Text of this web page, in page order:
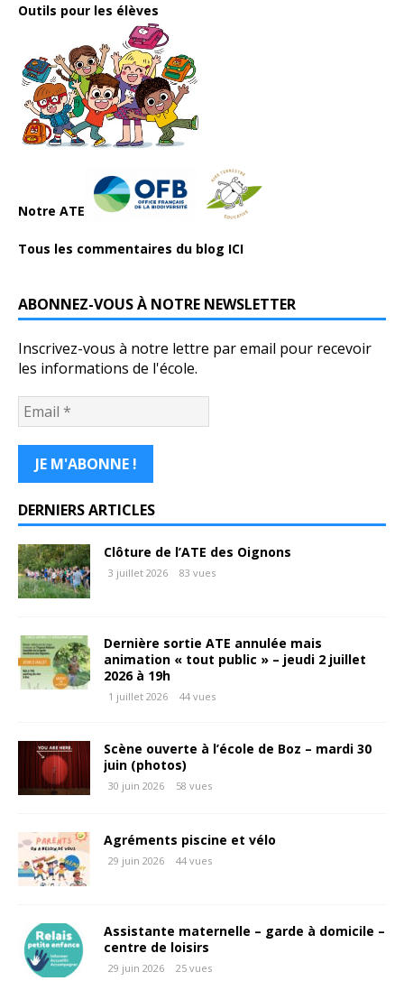
Outils pour les élèves
Notre ATE
Tous les commentaires du blog ICI
ABONNEZ-VOUS À NOTRE NEWSLETTER
Inscrivez-vous à notre lettre par email pour recevoir
les informations de l'école.
DERNIERS ARTICLES
Clôture de l’ATE des Oignons
3 juillet 2026 83 vues
Dernière sortie ATE annulée mais
animation « tout public » – jeudi 2 juillet
2026 à 19h
1 juillet 2026 44 vues
Scène ouverte à l’école de Boz – mardi 30
juin (photos)
30 juin 2026 58 vues
Agréments piscine et vélo
29 juin 2026 44 vues
Assistante maternelle – garde à domicile –
centre de loisirs
29 juin 2026 25 vues